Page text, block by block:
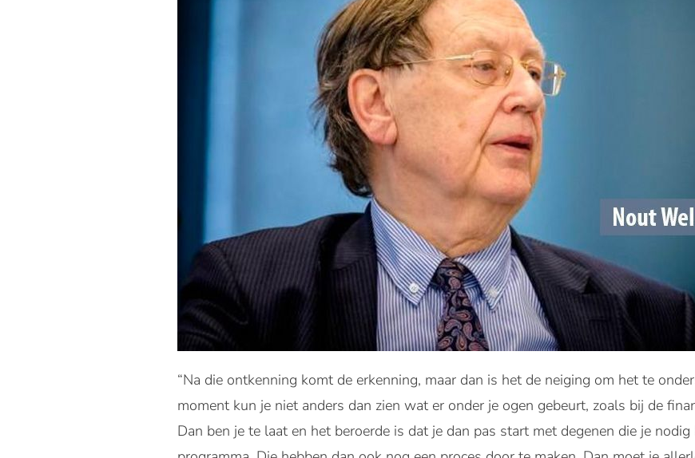
“Na die ontkenning komt de erkenning, maar dan is het de neiging om het te
moment kun je niet anders dan zien wat er onder je ogen gebeurt, zoals bij de
Dan ben je te laat en het beroerde is dat je dan pas start met degenen die je